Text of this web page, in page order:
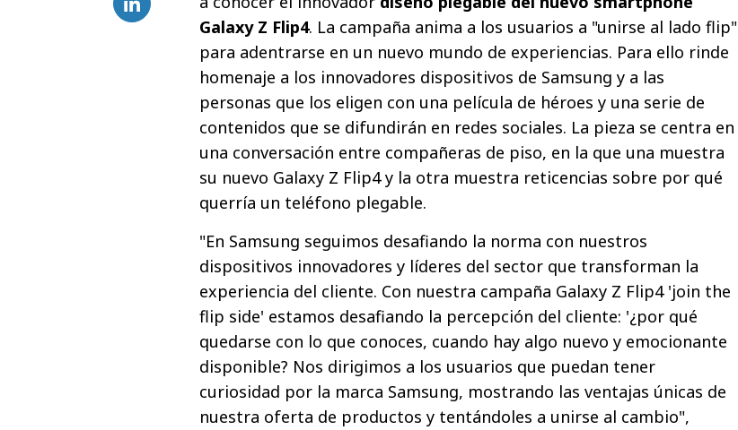
Galaxy Z Flip4. La campaña anima a los usuarios a "unirse al lado flip"
para adentrarse en un nuevo mundo de experiencias. Para ello rinde
homenaje a los innovadores dispositivos de Samsung y a las
personas que los eligen con una película de héroes y una serie de
contenidos que se difundirán en redes sociales. La pieza se centra en
una conversación entre compañeras de piso, en la que una muestra
su nuevo Galaxy Z Flip4 y la otra muestra reticencias sobre por qué
querría un teléfono plegable.
"En Samsung seguimos desafiando la norma con nuestros
dispositivos innovadores y líderes del sector que transforman la
experiencia del cliente. Con nuestra campaña Galaxy Z Flip4 'join the
flip side' estamos desafiando la percepción del cliente: '¿por qué
quedarse con lo que conoces, cuando hay algo nuevo y emocionante
disponible? Nos dirigimos a los usuarios que puedan tener
curiosidad por la marca Samsung, mostrando las ventajas únicas de
nuestra oferta de productos y tentándoles a unirse al cambio",